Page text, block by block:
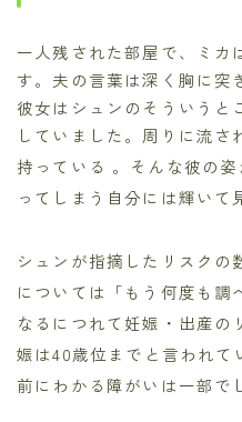
一人残された部屋で、ミカ
す。夫の言葉は深く胸に突
彼女はシュンのそういうと
していました。周りに流さ
持っている 。そんな彼の
ってしまう自分には輝いて
シュンが指摘したリスクの
については「もう何度も調
なるにつれて妊娠・出産の
娠は40歳位までと言われて
前にわかる障がいは一部で